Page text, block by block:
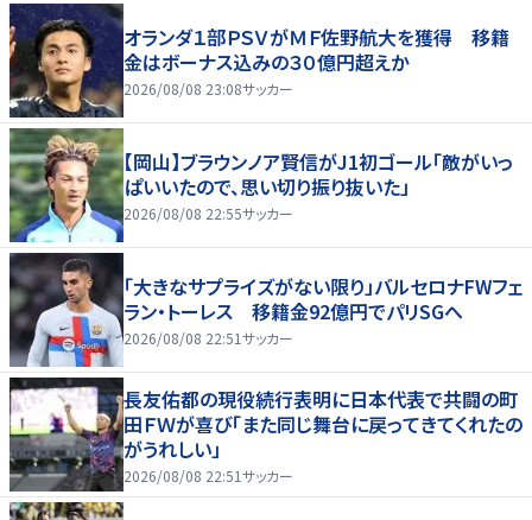
オランダ１部ＰＳＶがＭＦ佐野航大を獲得 移籍
金はボーナス込みの３０億円超えか
2026/08/08 23:08サッカー
【岡山】ブラウンノア賢信がJ1初ゴール「敵がいっ
ぱいいたので、思い切り振り抜いた」
2026/08/08 22:55サッカー
「大きなサプライズがない限り」バルセロナFWフェ
ラン・トーレス 移籍金92億円でパリSGへ
2026/08/08 22:51サッカー
長友佑都の現役続行表明に日本代表で共闘の町
田ＦＷが喜び「また同じ舞台に戻ってきてくれたの
がうれしい」
2026/08/08 22:51サッカー